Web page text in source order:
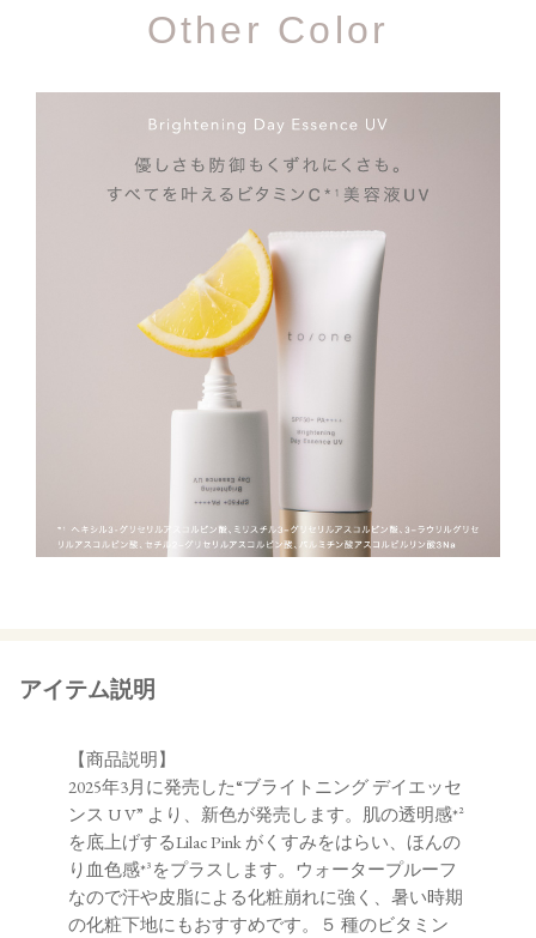
Other Color
アイテム説明
【商品説明】
2025年3月に発売した“ブライトニング デイエッセ
ンス U V” より、新色が発売します。肌の透明感*²
を底上げするLilac Pink がくすみをはらい、ほんの
り血色感*³をプラスします。ウォータープルーフ
なので汗や皮脂による化粧崩れに強く、暑い時期
の化粧下地にもおすすめです。５ 種のビタミン